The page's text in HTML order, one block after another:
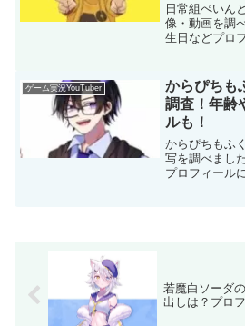
日常組ぺいん
像・動画を調
生日などプロ
ゲーム実況YouTuber
からぴちも
調査！年齢
ルも！
からぴちもふ
写を調べまし
プロフィール
若魔白ソーダ
出しは？プロ